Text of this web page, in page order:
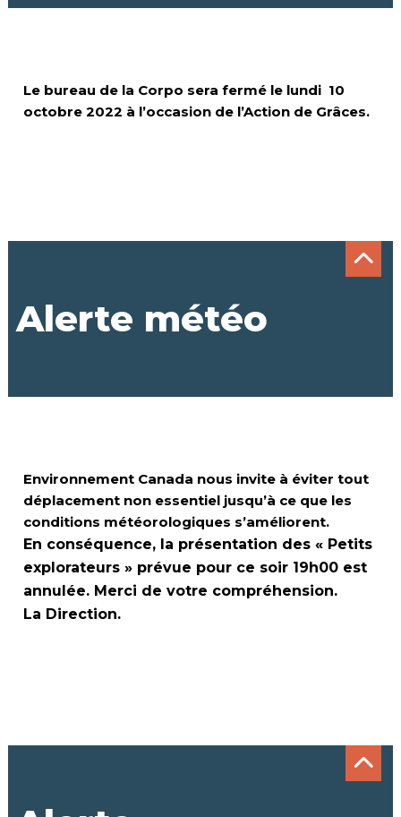
Le bureau de la Corpo sera fermé le lundi 10
octobre 2022 à l’occasion de l’Action de Grâces.
Alerte météo
Environnement Canada nous invite à éviter tout
déplacement non essentiel jusqu’à ce que les
conditions météorologiques s’améliorent.
En conséquence, la présentation des « Petits
explorateurs » prévue pour ce soir 19h00 est
annulée. Merci de votre compréhension.
La Direction.